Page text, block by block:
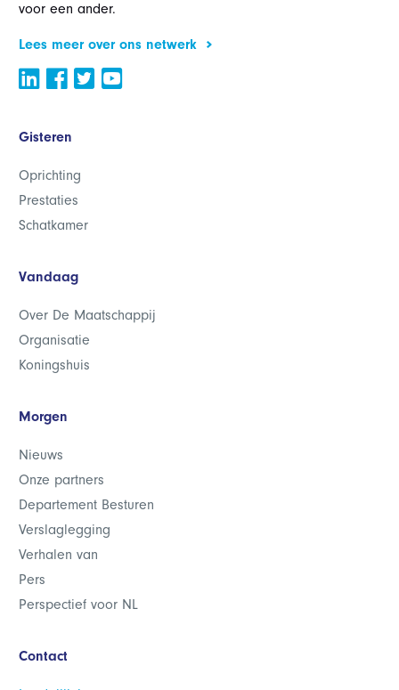
voor een ander.
Lees meer over ons netwerk
Gisteren
Oprichting
Prestaties
Schatkamer
Vandaag
Over De Maatschappij
Organisatie
Koningshuis
Morgen
Nieuws
Onze partners
Departement Besturen
Verslaglegging
Verhalen van
Pers
Perspectief voor NL
Contact